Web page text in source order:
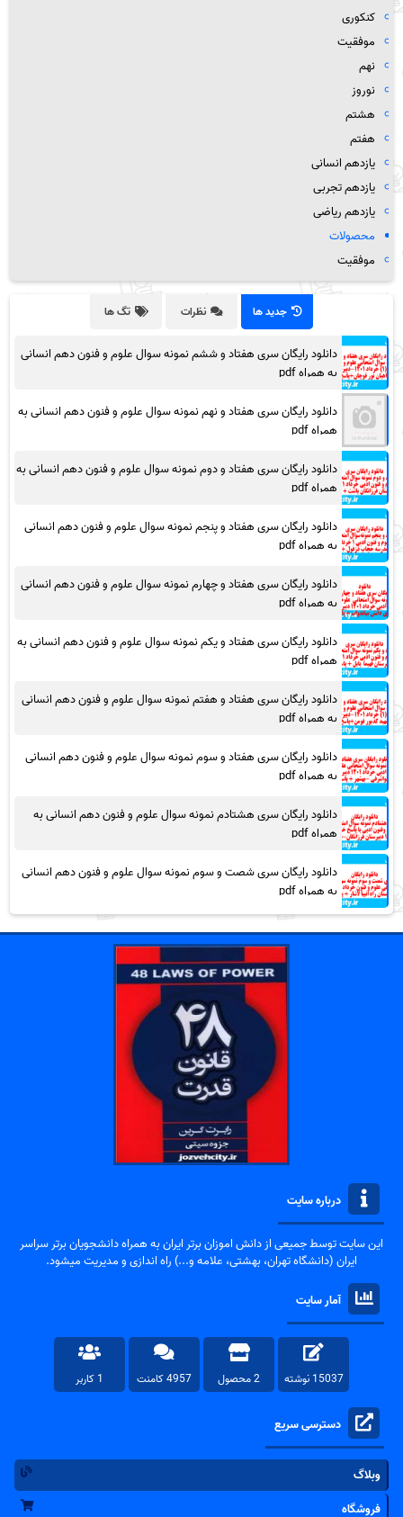
کنکوری
موفقیت
نهم
نوروز
هشتم
هفتم
یازدهم انسانی
یازدهم تجربی
یازدهم ریاضی
محصولات
موفقیت
جدید ها نظرات تگ ها
دانلود رایگان سری هفتاد و ششم نمونه سوال علوم و فنون دهم انسانی
به همراه pdf
دانلود رایگان سری هفتاد و نهم نمونه سوال علوم و فنون دهم انسانی به
همراه pdf
دانلود رایگان سری هفتاد و دوم نمونه سوال علوم و فنون دهم انسانی به
همراه pdf
دانلود رایگان سری هفتاد و پنجم نمونه سوال علوم و فنون دهم انسانی
به همراه pdf
دانلود رایگان سری هفتاد و چهارم نمونه سوال علوم و فنون دهم انسانی
به همراه pdf
دانلود رایگان سری هفتاد و یکم نمونه سوال علوم و فنون دهم انسانی به
همراه pdf
دانلود رایگان سری هفتاد و هفتم نمونه سوال علوم و فنون دهم انسانی
به همراه pdf
دانلود رایگان سری هفتاد و سوم نمونه سوال علوم و فنون دهم انسانی
به همراه pdf
دانلود رایگان سری هشتادم نمونه سوال علوم و فنون دهم انسانی به
همراه pdf
دانلود رایگان سری شصت و سوم نمونه سوال علوم و فنون دهم انسانی
به همراه pdf
درباره سایت
این سایت توسط جمیعی از دانش اموزان برتر ایران به همراه دانشجویان برتر سراسر
ایران (دانشگاه تهران، بهشتی، علامه و...) راه اندازی و مدیریت میشود.
آمار سایت
15037 نوشته 2 محصول 4957 کامنت 1 کاربر
دسترسی سریع
وبلاگ
فروشگاه